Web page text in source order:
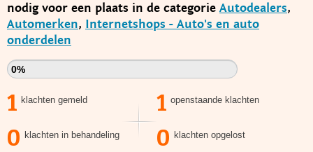
nodig voor een plaats in de categorie Autodealers,
Automerken, Internetshops - Auto's en auto
onderdelen
0%
1 klachten gemeld 1 openstaande klachten
0 klachten in behandeling 0 klachten opgelost